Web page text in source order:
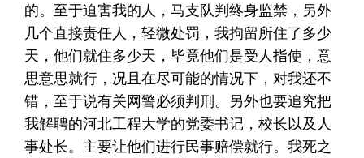
的。至于迫害我的人，马支队判终身监禁，另外
几个直接责任人，轻微处罚，我拘留所住了多少
天，他们就住多少天，毕竟他们是受人指使，意
思意思就行，况且在尽可能的情况下，对我还不
错，至于说有关网警必须判刑。另外也要追究把
我解聘的河北工程大学的党委书记，校长以及人
事处长。主要让他们进行民事赔偿就行。我死之